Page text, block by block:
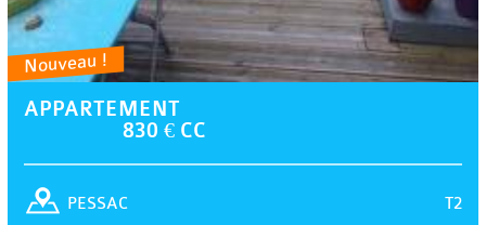
Nouveau !
APPARTEMENT
830 € CC
T2
PESSAC